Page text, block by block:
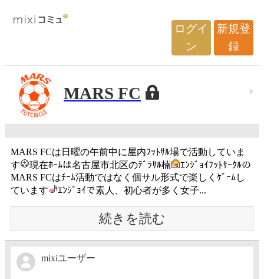
ログイ
ン
新規登
録
MARS FC
MARS FCは日曜の午前中に屋内ﾌｯﾄｻﾙ場で活動していま
す
現在ﾎｰﾑは名古屋市北区のﾃﾞﾗｻﾙ楠
ｴﾝｼﾞｮｲﾌｯﾄｻｰｸﾙの
MARS FCはﾁｰﾑ活動ではなく個サル形式で楽しくｹﾞｰﾑし
ています
ｴﾝｼﾞｮｲで素人、初心者が多く女子...
続きを読む
mixiユーザー